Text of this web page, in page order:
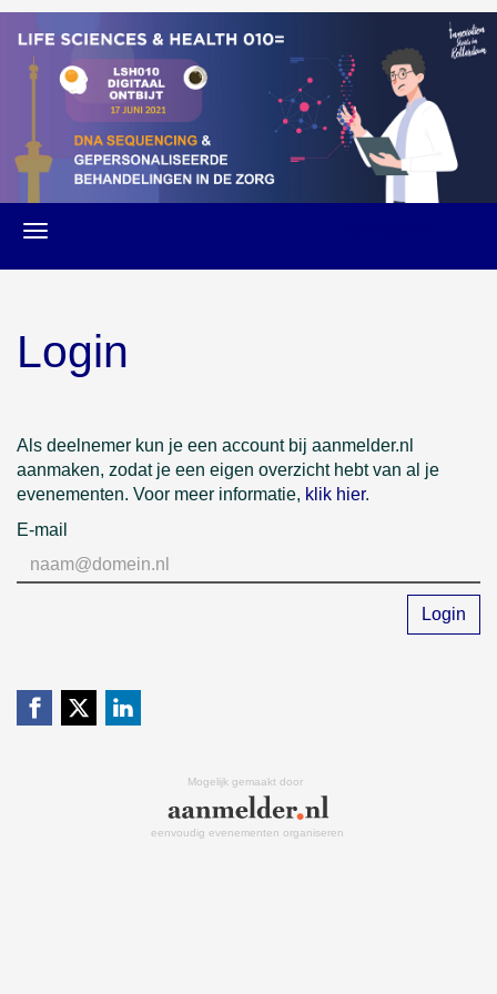
Login
Als deelnemer kun je een account bij aanmelder.nl
aanmaken, zodat je een eigen overzicht hebt van al je
evenementen. Voor meer informatie, klik hier.
E-mail
Login
Mogelijk gemaakt door
eenvoudig evenementen organiseren